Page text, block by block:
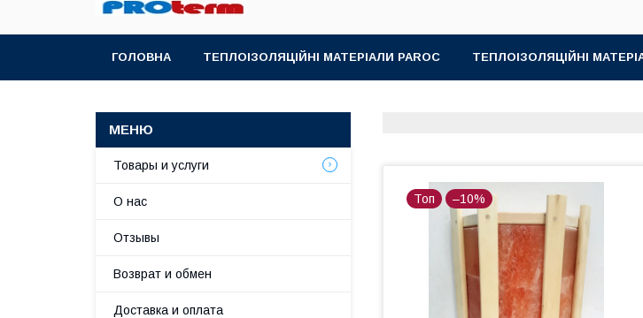
ГОЛОВНА ТЕПЛОІЗОЛЯЦІЙНІ МАТЕРІАЛИ PAROC ТЕПЛОІЗОЛЯЦІЙНІ
Топ –10%
Товары и услуги
О нас
Отзывы
Возврат и обмен
Доставка и оплата